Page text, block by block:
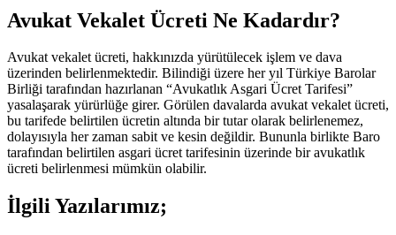
Avukat Vekalet Ücreti Ne Kadardır?
Avukat vekalet ücreti, hakkınızda yürütülecek işlem ve dava
üzerinden belirlenmektedir. Bilindiği üzere her yıl Türkiye Barolar
Birliği tarafından hazırlanan “Avukatlık Asgari Ücret Tarifesi”
yasalaşarak yürürlüğe girer. Görülen davalarda avukat vekalet ücreti,
bu tarifede belirtilen ücretin altında bir tutar olarak belirlenemez,
dolayısıyla her zaman sabit ve kesin değildir. Bununla birlikte Baro
tarafından belirtilen asgari ücret tarifesinin üzerinde bir avukatlık
ücreti belirlenmesi mümkün olabilir.
İlgili Yazılarımız;